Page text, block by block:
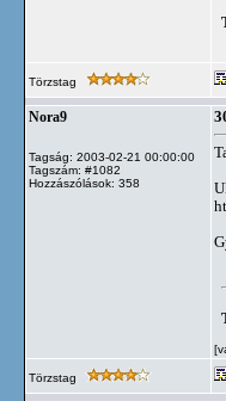
Törzstag
Nora9
Tagság: 2003-02-21 00:00:00
Tagszám: #1082
Hozzászólások: 358
Törzstag